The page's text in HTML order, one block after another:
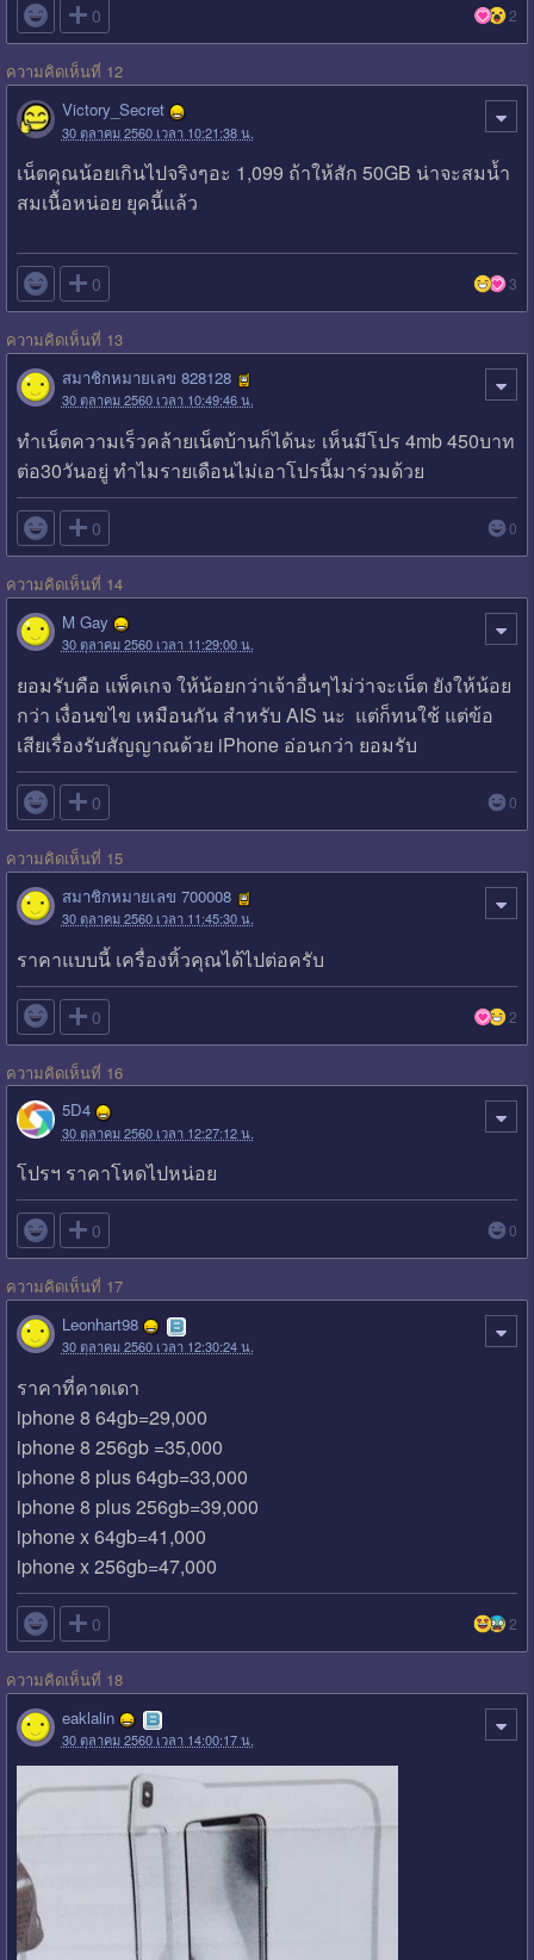
 0 2
ความคิดเห็นที่ 12
Victory_Secret
30 ตุลาคม 2560 เวลา 10:21:38 น.
เน็ตคุณน้อยเกินไปจริงๆอะ 1,099 ถ้าให้สัก 50GB น่าจะสมน้ำ
สมเนื้อหน่อย ยุคนี้แล้ว
 0 3
ความคิดเห็นที่ 13
สมาชิกหมายเลข 828128
30 ตุลาคม 2560 เวลา 10:49:46 น.
ทำเน็ตความเร็วคล้ายเน็ตบ้านก็ได้นะ เห็นมีโปร 4mb 450บาท
ต่อ30วันอยู่ ทำไมรายเดือนไม่เอาโปรนี้มาร่วมด้วย
 0 0
ความคิดเห็นที่ 14
M Gay
30 ตุลาคม 2560 เวลา 11:29:00 น.
ยอมรับคือ แพ็คเกจ ให้น้อยกว่าเจ้าอื่นๆไม่ว่าจะเน็ต ยังให้น้อย
กว่า เงื่อนขไข เหมือนกัน สำหรับ AIS นะ แต่ก็ทนใช้ แต่ข้อ
เสียเรื่องรับสัญญาณด้วย iPhone อ่อนกว่า ยอมรับ
 0 0
ความคิดเห็นที่ 15
สมาชิกหมายเลข 700008
30 ตุลาคม 2560 เวลา 11:45:30 น.
ราคาแบบนี้ เครื่องหิ้วคุณได้ไปต่อครับ
 0 2
ความคิดเห็นที่ 16
5D4
30 ตุลาคม 2560 เวลา 12:27:12 น.
โปรฯ ราคาโหดไปหน่อย
 0 0
ความคิดเห็นที่ 17
Leonhart98
30 ตุลาคม 2560 เวลา 12:30:24 น.
ราคาที่คาดเดา
iphone 8 64gb=29,000
iphone 8 256gb =35,000
iphone 8 plus 64gb=33,000
iphone 8 plus 256gb=39,000
iphone x 64gb=41,000
iphone x 256gb=47,000
 0 2
ความคิดเห็นที่ 18
eaklalin
30 ตุลาคม 2560 เวลา 14:00:17 น.